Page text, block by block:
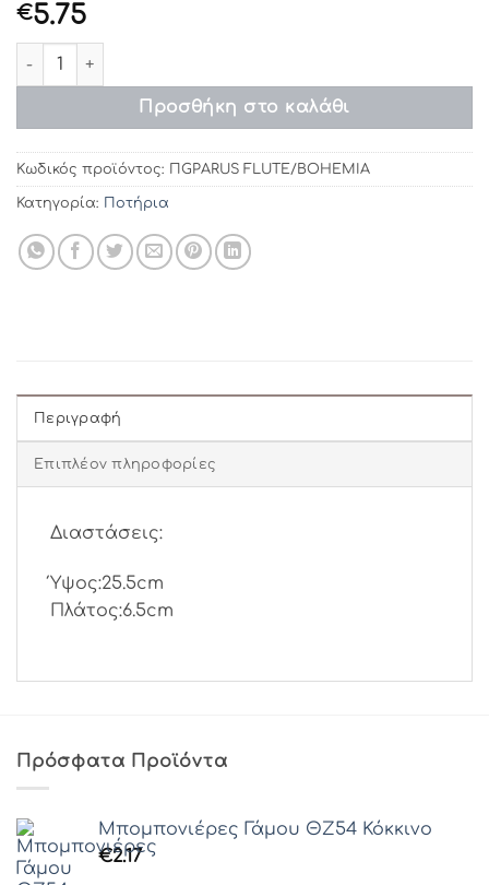
€5.75
ΠGPARUS FLUTE/BOHEMIA Ποτήρι ποσότητα
Προσθήκη στο καλάθι
Κωδικός προϊόντος: ΠGPARUS FLUTE/BOHEMIA
Κατηγορία: Ποτήρια
Περιγραφή
Επιπλέον πληροφορίες
Διαστάσεις:
Ύψος:25.5cm
Πλάτος:6.5cm
Πρόσφατα Προϊόντα
Μπομπονιέρες Γάμου ΘZ54 Κόκκινο
€2.17